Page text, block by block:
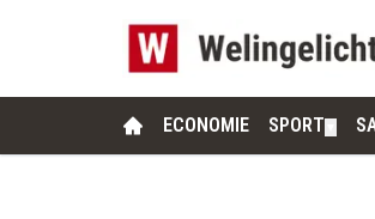
ECONOMIE SPORT